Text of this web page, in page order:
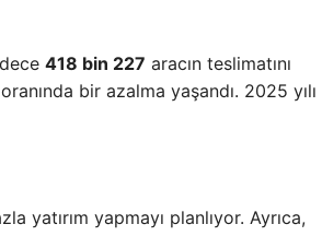
418 bin 227 aracın teslimatını
bir azalma yaşandı. 2025 yılı
yatırım yapmayı planlıyor. Ayrıca,